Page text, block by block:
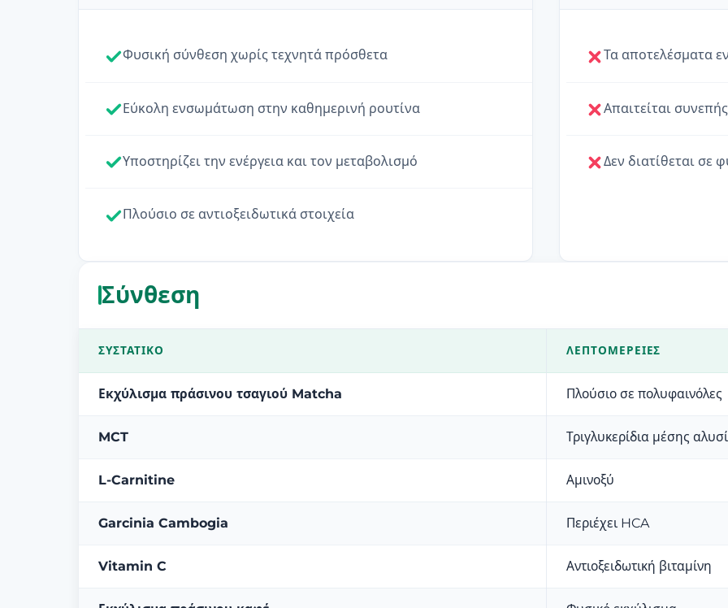
Φυσική σύνθεση χωρίς τεχνητά πρόσθετα
Εύκολη ενσωμάτωση στην καθημερινή ρουτίνα
Υποστηρίζει την ενέργεια και τον μεταβολισμό
Πλούσιο σε αντιοξειδωτικά στοιχεία
Τα αποτελέσματα
Απαιτείται
Δεν διατίθεται σε
Σύνθεση
ΣΥΣΤΑΤΙΚΌ ΛΕΠΤΟΜΈΡΕΙΕΣ
Εκχύλισμα πράσινου τσαγιού Matcha Πλούσιο σε πολυφαινόλες
MCT Τριγλυκερίδια μέσης
L-Carnitine Αμινοξύ
Garcinia Cambogia Περιέχει HCA
Vitamin C Αντιοξειδωτική βιταμίνη